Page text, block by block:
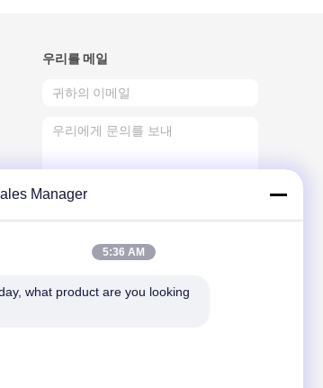
우리를 메일
보내십시오
Manager
5:36 AM
what product are you looking